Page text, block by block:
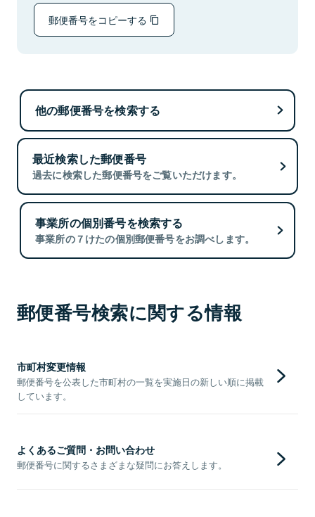
郵便番号をコピーする
他の郵便番号を検索する
最近検索した郵便番号
過去に検索した郵便番号をご覧いただけます。
事業所の個別番号を検索する
事業所の７けたの個別郵便番号をお調べします。
郵便番号検索に関する情報
市町村変更情報
郵便番号を公表した市町村の一覧を実施日の新しい順に掲載
しています。
よくあるご質問・お問い合わせ
郵便番号に関するさまざまな疑問にお答えします。